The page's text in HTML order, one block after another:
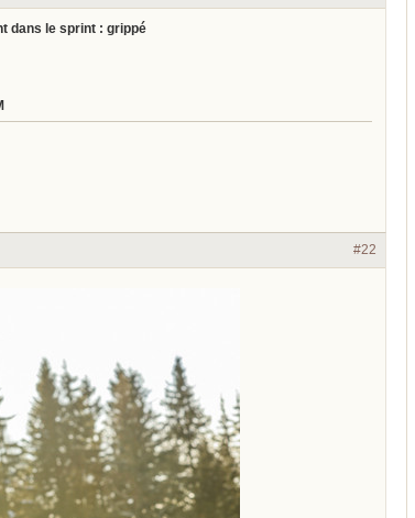
dans le sprint : grippé
#22